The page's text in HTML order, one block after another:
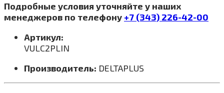
Подробные условия уточняйте у наших
менеджеров по телефону +7 (343) 226-42-00
Артикул:
VULC2PLIN
Производитель: DELTAPLUS